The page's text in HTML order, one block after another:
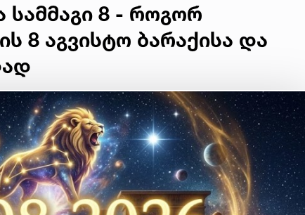
8 - როგორ
8 აგვისტო ბარაქისა და